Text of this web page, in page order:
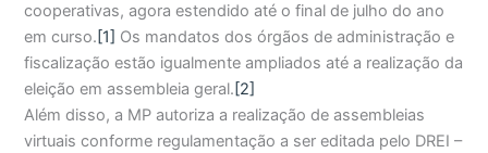
cooperativas, agora estendido até o final de julho do ano
em curso. [1] Os mandatos dos órgãos de administração e
fiscalização estão igualmente ampliados até a realização da
eleição em assembleia geral. [2]
Além disso, a MP autoriza a realização de assembleias
virtuais conforme regulamentação a ser editada pelo DREI –